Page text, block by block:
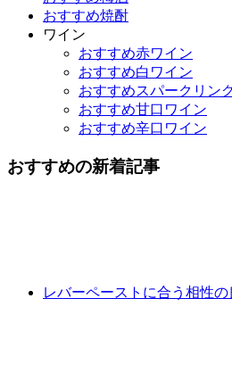
おすすめ焼酎
ワイン
おすすめ赤ワイン
おすすめ白ワイン
おすすめスパークリン
おすすめ甘口ワイン
おすすめ辛口ワイン
おすすめの新着記事
レバーペーストに合う相性